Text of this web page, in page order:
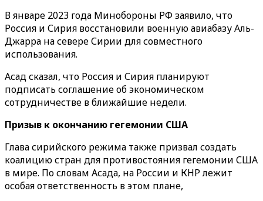
В январе 2023 года Минобороны РФ заявило, что
Россия и Сирия восстановили военную авиабазу Аль-
Джарра на севере Сирии для совместного
использования.
Асад сказал, что Россия и Сирия планируют
подписать соглашение об экономическом
сотрудничестве в ближайшие недели.
Призыв к окончанию гегемонии США
Глава сирийского режима также призвал создать
коалицию стран для противостояния гегемонии США
в мире. По словам Асада, на России и КНР лежит
особая ответственность в этом плане,